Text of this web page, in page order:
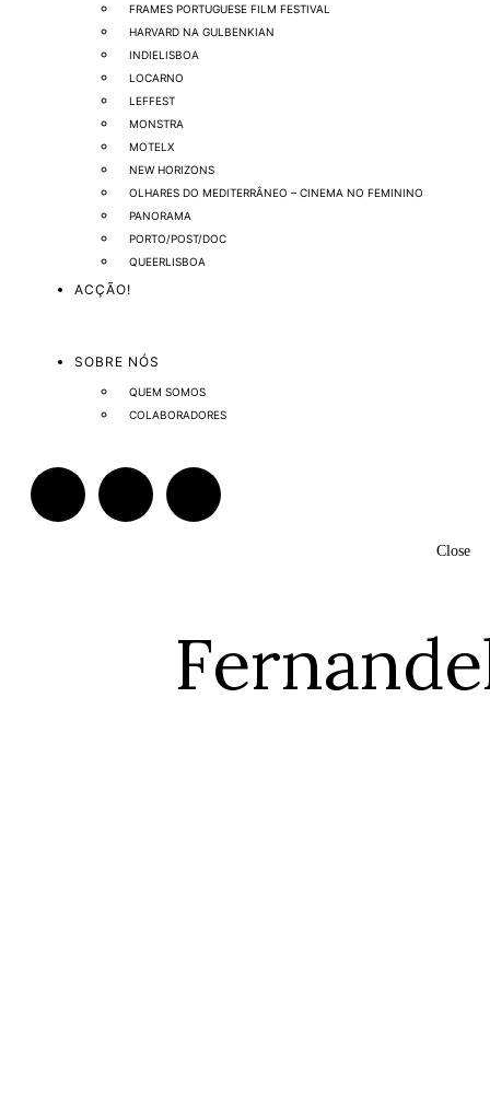
FRAMES PORTUGUESE FILM FESTIVAL
HARVARD NA GULBENKIAN
INDIELISBOA
LOCARNO
LEFFEST
MONSTRA
MOTELX
NEW HORIZONS
OLHARES DO MEDITERRÂNEO – CINEMA NO FEMININO
PANORAMA
PORTO/POST/DOC
QUEERLISBOA
ACÇÃO!
SOBRE NÓS
QUEM SOMOS
COLABORADORES
Close